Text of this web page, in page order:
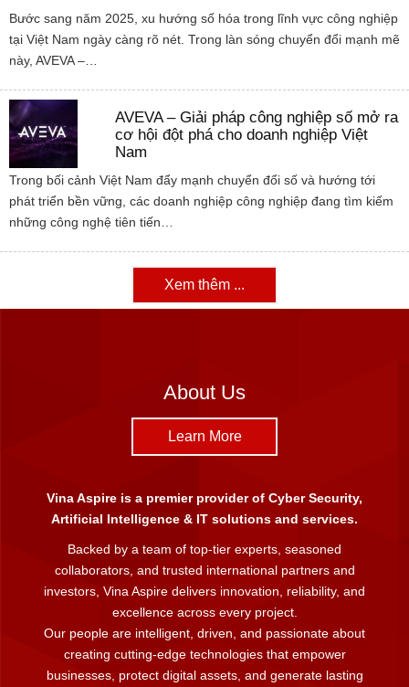
Bước sang năm 2025, xu hướng số hóa trong lĩnh vực công nghiệp
tại Việt Nam ngày càng rõ nét. Trong làn sóng chuyển đổi mạnh mẽ
này, AVEVA –…
AVEVA – Giải pháp công nghiệp số mở ra
cơ hội đột phá cho doanh nghiệp Việt
Nam
Trong bối cảnh Việt Nam đẩy mạnh chuyển đổi số và hướng tới
phát triển bền vững, các doanh nghiệp công nghiệp đang tìm kiếm
những công nghệ tiên tiến…
Xem thêm ...
About Us
Learn More
Vina Aspire is a premier provider of Cyber Security,
Artificial Intelligence & IT solutions and services.
Backed by a team of top-tier experts, seasoned
collaborators, and trusted international partners and
investors, Vina Aspire delivers innovation, reliability, and
excellence across every project.
Our people are intelligent, driven, and passionate about
creating cutting-edge technologies that empower
businesses, protect digital assets, and generate lasting